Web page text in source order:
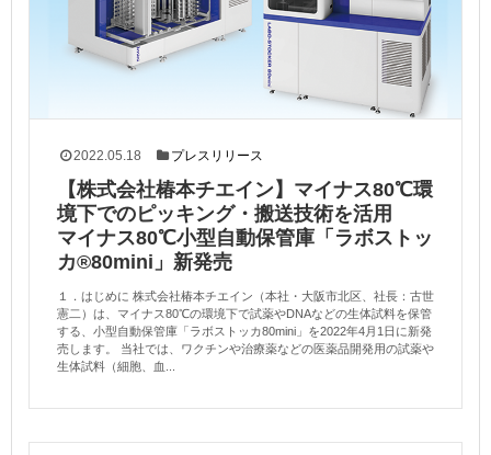
2022.05.18 プレスリリース
【株式会社椿本チエイン】マイナス80℃環
境下でのピッキング・搬送技術を活用
マイナス80℃小型自動保管庫「ラボストッ
カ®80mini」新発売
１．はじめに 株式会社椿本チエイン（本社・大阪市北区、社長：古世
憲二）は、マイナス80℃の環境下で試薬やDNAなどの生体試料を保管
する、小型自動保管庫「ラボストッカ80mini」を2022年4月1日に新発
売します。 当社では、ワクチンや治療薬などの医薬品開発用の試薬や
生体試料（細胞、血...